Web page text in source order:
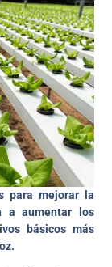
para mejorar la
a aumentar los
básicos más